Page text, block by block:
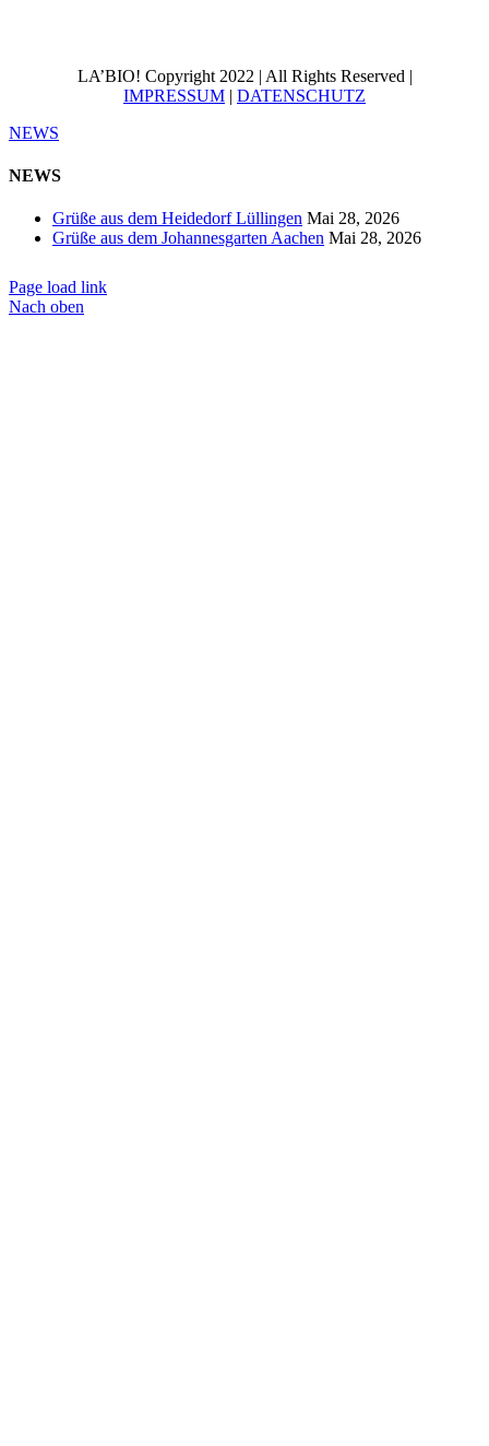
LA’BIO! Copyright 2022 | All Rights Reserved |
IMPRESSUM | DATENSCHUTZ
NEWS
NEWS
Grüße aus dem Heidedorf Lüllingen Mai 28, 2026
Grüße aus dem Johannesgarten Aachen Mai 28, 2026
Page load link
Nach oben